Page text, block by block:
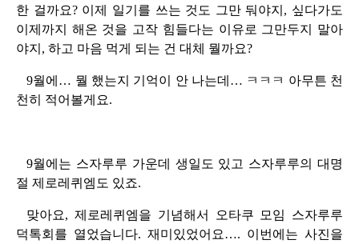
한 걸까요? 이제 일기를 쓰는 것도 그만 둬야지, 싶다가도
이제까지 해온 것을 고작 힘들다는 이유로 그만두지 말아
야지, 하고 마음 먹게 되는 건 대체 뭘까요?
9월에… 뭘 했는지 기억이 안 나는데… ㅋㅋㅋ 아무튼 천
천히 적어볼게요.
9월에는 스자루루 가운데 생일도 있고 스자루루의 대명
절 제로레퀴엠도 있죠.
맞아요, 제로레퀴엠을 기념해서 오타쿠 모임 스자루루
덕톡회를 열었습니다. 재미있었어요…. 이번에는 사진을